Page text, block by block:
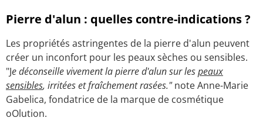
Pierre d'alun : quelles contre-indications ?
Les propriétés astringentes de la pierre d'alun peuvent
créer un inconfort pour les peaux sèches ou sensibles.
"Je déconseille vivement la pierre d'alun sur lespeaux
sensibles, irritées et fraîchement rasées."note Anne-Marie
Gabelica, fondatrice de la marque de cosmétique
oOlution.